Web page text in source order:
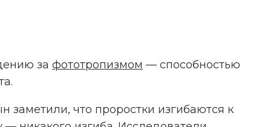
за фототропизмом — способностью
заметили, что проростки изгибаются к